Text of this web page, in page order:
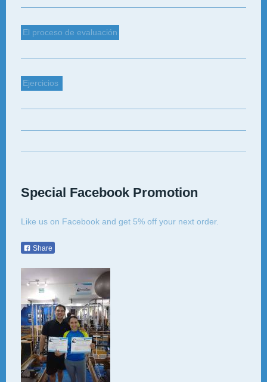
El proceso de evaluación
Ejercicios
Special Facebook Promotion
Like us on Facebook and get 5% off your next order.
Share